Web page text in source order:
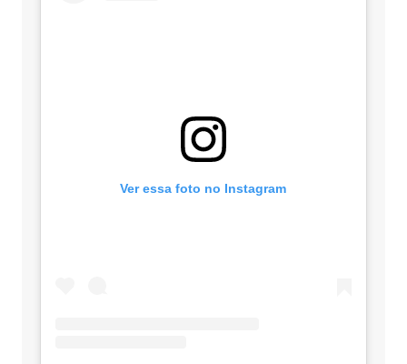
Ver essa foto no Instagram